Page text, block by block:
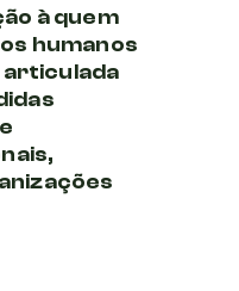
à quem
humanos
articulada